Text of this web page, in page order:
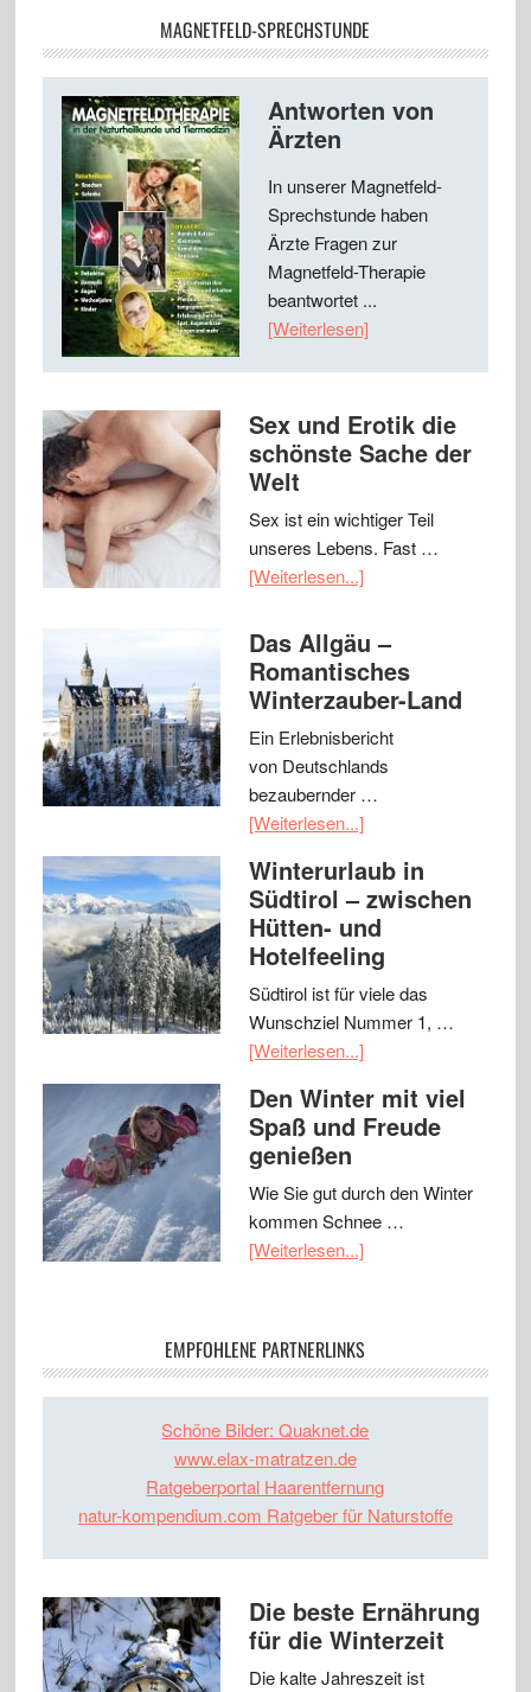
MAGNETFELD-SPRECHSTUNDE
Antworten von
Ärzten
In unserer Magnetfeld-
Sprechstunde haben
Ärzte Fragen zur
Magnetfeld-Therapie
beantwortet ...
[Weiterlesen]
Sex und Erotik die
schönste Sache der
Welt
Sex ist ein wichtiger Teil
unseres Lebens. Fast …
[Weiterlesen...]
Das Allgäu –
Romantisches
Winterzauber-Land
Ein Erlebnisbericht
von Deutschlands
bezaubernder …
[Weiterlesen...]
Winterurlaub in
Südtirol – zwischen
Hütten- und
Hotelfeeling
Südtirol ist für viele das
Wunschziel Nummer 1, …
[Weiterlesen...]
Den Winter mit viel
Spaß und Freude
genießen
Wie Sie gut durch den Winter
kommen Schnee …
[Weiterlesen...]
EMPFOHLENE PARTNERLINKS
Schöne Bilder: Quaknet.de
www.elax-matratzen.de
Ratgeberportal Haarentfernung
natur-kompendium.com Ratgeber für Naturstoffe
Die beste Ernährung
für die Winterzeit
Die kalte Jahreszeit ist